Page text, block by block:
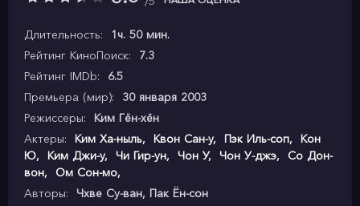
Длительность:
1ч. 50 мин.
Рейтинг КиноПоиск:
7.3
Рейтинг IMDb:
6.5
Премьера (мир):
30 января 2003
Режиссеры:
Ким Гён-хён
Актеры:
Ким Ха-ныль, Квон Сан-у, Пэк Иль-соп,
Кон
Ю, Ким Джи-у, Чи Гир-ун, Чон У, Чон У-джэ,
Со Дон-
вон, Ом Сон-мо,
Авторы:
Чхве Су-ван, Пак Ён-сон